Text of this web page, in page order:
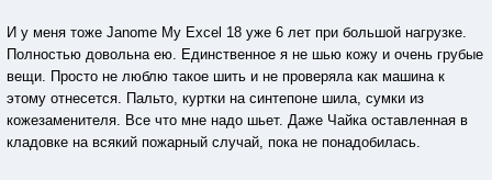
И у меня тоже Janome My Excel 18 уже 6 лет при большой нагрузке.
Полностью довольна ею. Единственное я не шью кожу и очень грубые
вещи. Просто не люблю такое шить и не проверяла как машина к
этому отнесется. Пальто, куртки на синтепоне шила, сумки из
кожезаменителя. Все что мне надо шьет. Даже Чайка оставленная в
кладовке на всякий пожарный случай, пока не понадобилась.